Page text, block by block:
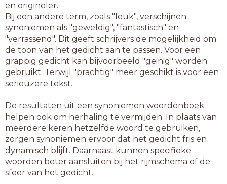
en origineler.
Bij een andere term, zoals "leuk", verschijnen
synoniemen als "geweldig", "fantastisch" en
"verrassend". Dit geeft schrijvers de mogelijkheid om
de toon van het gedicht aan te passen. Voor een
grappig gedicht kan bijvoorbeeld "geinig" worden
gebruikt. Terwijl "prachtig" meer geschikt is voor een
serieuzere tekst.
De resultaten uit een synoniemen woordenboek
helpen ook om herhaling te vermijden. In plaats van
meerdere keren hetzelfde woord te gebruiken,
zorgen synoniemen ervoor dat het gedicht fris en
dynamisch blijft. Daarnaast kunnen specifieke
woorden beter aansluiten bij het rijmschema of de
sfeer van het gedicht.